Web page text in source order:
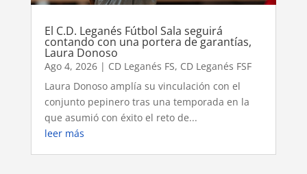
El C.D. Leganés Fútbol Sala seguirá
contando con una portera de garantías,
Laura Donoso
Ago 4, 2026| CD Leganés FS, CD Leganés FSF
Laura Donoso amplía su vinculación con el
conjunto pepinero tras una temporada en la
que asumió con éxito el reto de...
leer más